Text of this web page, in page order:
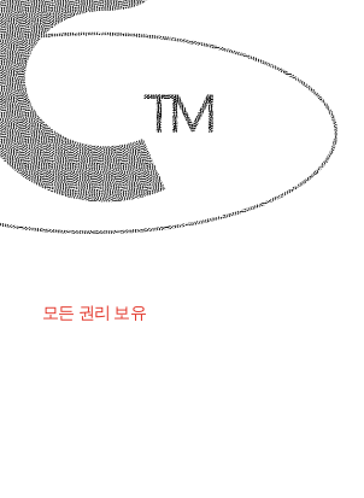
모든 권리 보유